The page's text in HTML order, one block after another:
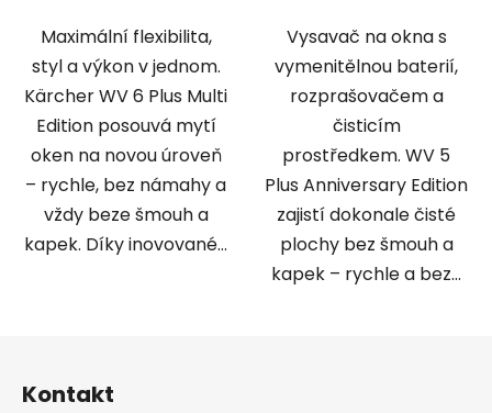
Maximální flexibilita,
styl a výkon v jednom.
Kärcher WV 6 Plus Multi
Edition posouvá mytí
oken na novou úroveň
– rychle, bez námahy a
vždy beze šmouh a
kapek. Díky inovované...
Vysavač na okna s
vymenitělnou baterií,
rozprašovačem a
čisticím
prostředkem. WV 5
Plus Anniversary Edition
zajistí dokonale čisté
plochy bez šmouh a
kapek – rychle a bez...
Kontakt